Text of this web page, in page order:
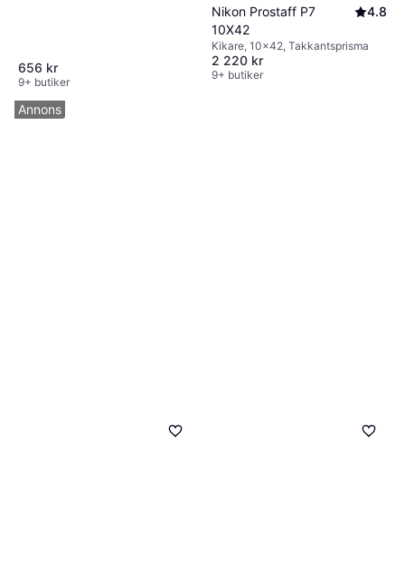
656 kr
9+ butiker
Nikon Prostaff P7
10X42
4.8
Kikare, 10x42, Takkantsprisma
2 220 kr
9+ butiker
Annons